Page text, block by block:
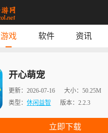
榜单
游戏 软件 资讯
开心萌宠
更新： 2026-07-16 大小： 50.25M
类型： 休闲益智 版本： 2.2.3
立即下载